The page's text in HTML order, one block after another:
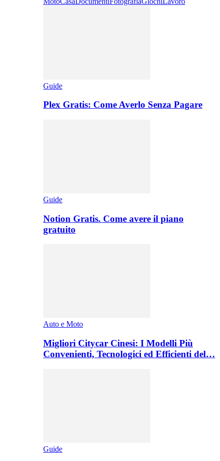
Guide
Plex Gratis: Come Averlo Senza Pagare
Guide
Notion Gratis. Come avere il piano
gratuito
Auto e Moto
Migliori Citycar Cinesi: I Modelli Più
Convenienti, Tecnologici ed Efficienti del…
Guide